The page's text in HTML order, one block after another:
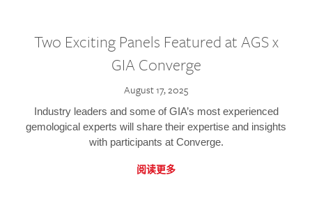
Two Exciting Panels Featured at AGS x
GIA Converge
August 17, 2025
Industry leaders and some of GIA’s most experienced
gemological experts will share their expertise and insights
with participants at Converge.
阅读更多